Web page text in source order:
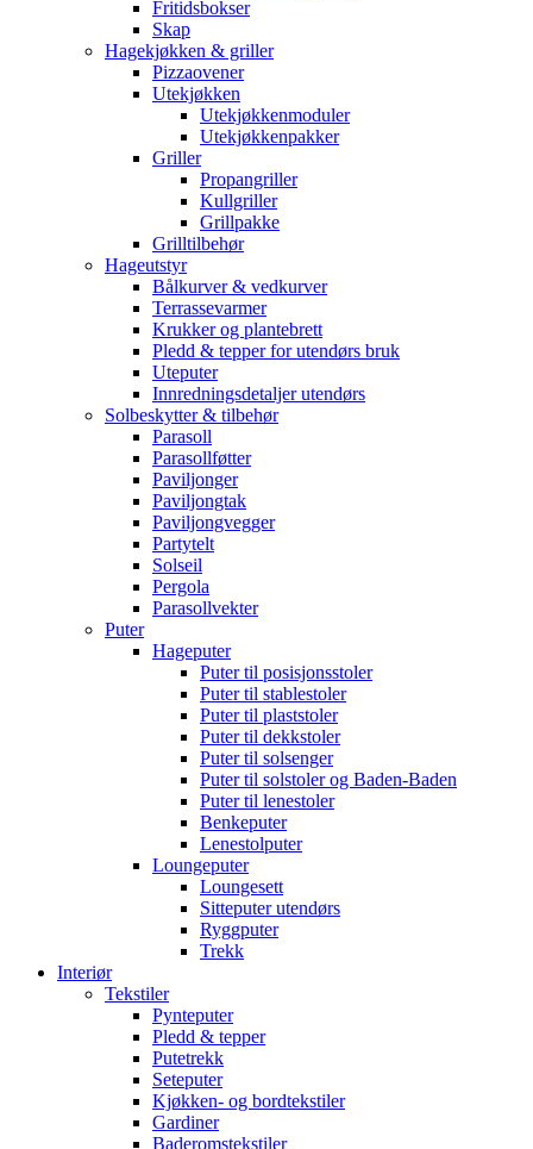
Fritidsbokser
Skap
Hagekjøkken & griller
Pizzaovener
Utekjøkken
Utekjøkkenmoduler
Utekjøkkenpakker
Griller
Propangriller
Kullgriller
Grillpakke
Grilltilbehør
Hageutstyr
Bålkurver & vedkurver
Terrassevarmer
Krukker og plantebrett
Pledd & tepper for utendørs bruk
Uteputer
Innredningsdetaljer utendørs
Solbeskytter & tilbehør
Parasoll
Parasollføtter
Paviljonger
Paviljongtak
Paviljongvegger
Partytelt
Solseil
Pergola
Parasollvekter
Puter
Hageputer
Puter til posisjonsstoler
Puter til stablestoler
Puter til plaststoler
Puter til dekkstoler
Puter til solsenger
Puter til solstoler og Baden-Baden
Puter til lenestoler
Benkeputer
Lenestolputer
Loungeputer
Loungesett
Sitteputer utendørs
Ryggputer
Trekk
Interiør
Tekstiler
Pynteputer
Pledd & tepper
Putetrekk
Seteputer
Kjøkken- og bordtekstiler
Gardiner
Baderomstekstiler